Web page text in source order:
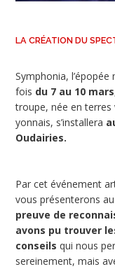
LA CRÉATION DU
Symphonia,
fois du 7 au 10 mars
troupe, née en terres
yonnais, s’installera
Oudairies.
Par cet événement
vous présenterons
preuve de
avons pu trouver
conseils qui nous
sereinement, mais